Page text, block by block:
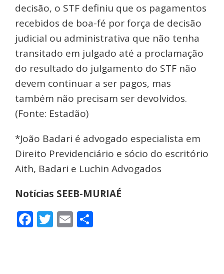
decisão, o STF definiu que os pagamentos
recebidos de boa-fé por força de decisão
judicial ou administrativa que não tenha
transitado em julgado até a proclamação
do resultado do julgamento do STF não
devem continuar a ser pagos, mas
também não precisam ser devolvidos.
(Fonte: Estadão)
*João Badari é advogado especialista em
Direito Previdenciário e sócio do escritório
Aith, Badari e Luchin Advogados
Notícias SEEB-MURIAÉ
Facebook
Twitter
Email